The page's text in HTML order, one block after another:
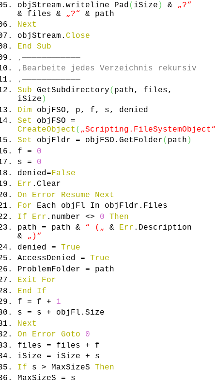
objStream. writeline Pad( iSize ) & „?“
& files & „?“
& path
Next
objStream. Close
End
Sub
‚————————————
‚Bearbeite jedes Verzeichnis rekursiv
‚————————————
Sub GetSubdirectory( path, files,
iSize )
Dim objFSO, p, f, s, denied
Set
objFSO =
CreateObject ( „Scripting.FileSystemObject“
Set
objFldr = objFSO. GetFolder( path )
f = 0
s = 0
denied=False
Err . Clear
On
Error Resume
Next
For Each objFl In objFldr. Files
If
Err . number <> 0
Then
path = path & “ („ & Err . Description
& „)“
denied = True
AccessDenied = True
ProblemFolder = path
Exit
For
End
If
f = f + 1
s = s + objFl. Size
Next
On
Error Goto
0
files = files + f
iSize = iSize + s
If s > MaxSizeS Then
MaxSizeS = s